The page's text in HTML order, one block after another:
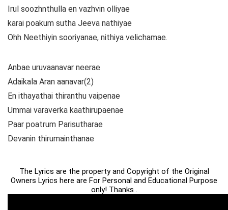
Irul soozhnthulla en vazhvin olliyae
karai poakum sutha Jeeva nathiyae
Ohh Neethiyin sooriyanae, nithiya velichamae.
Anbae uruvaanavar neerae
Adaikala Aran aanavar(2)
En ithayathai thiranthu vaipenae
Ummai varaverka kaathirupaenae
Paar poatrum Parisutharae
Devanin thirumainthanae
The Lyrics are the property and Copyright of the Original
Owners Lyrics here are For Personal and Educational Purpose
only! Thanks .